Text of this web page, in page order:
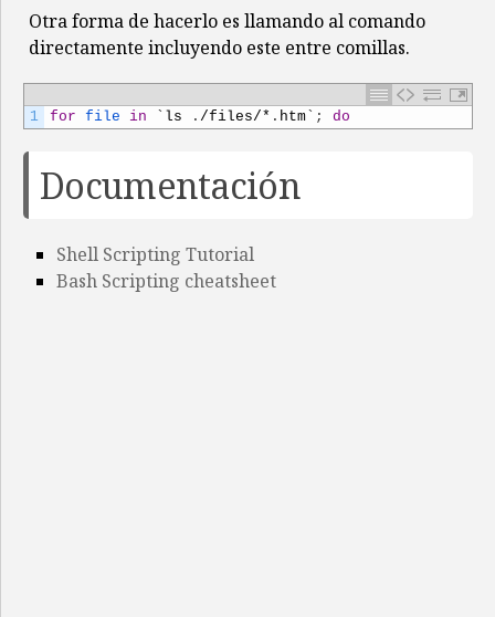
Otra forma de hacerlo es llamando al comando
directamente incluyendo este entre comillas.
1 for file in ` ls . /files/* . htm` ; do
Documentación
Shell Scripting Tutorial
Bash Scripting cheatsheet